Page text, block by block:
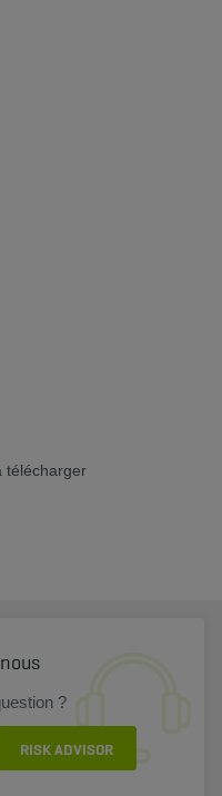
télécharger
?
RISK ADVISOR